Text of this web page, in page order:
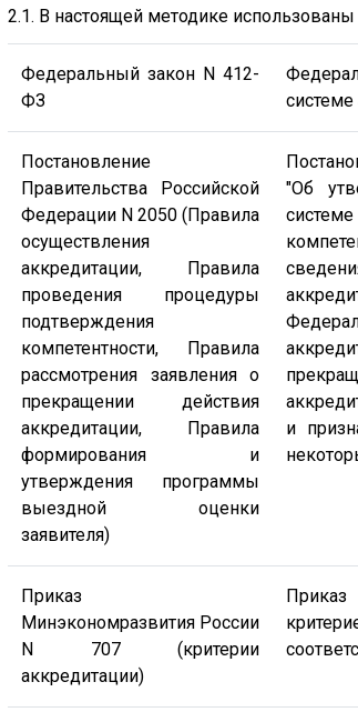
2.1. В настоящей методике
Федеральный закон N 412-
ФЗ
Постановление
Правительства Российской
Федерации N 2050 (Правила
осуществления
аккредитации, Правила
проведения процедуры
подтверждения
компетентности, Правила
рассмотрения заявления о
прекращении действия
аккредитации, Правила
формирования и
утверждения программы
выездной оценки
заявителя)
"Об
и
Приказ
Минэкономразвития России
N 707 (критерии
аккредитации)
Приказ